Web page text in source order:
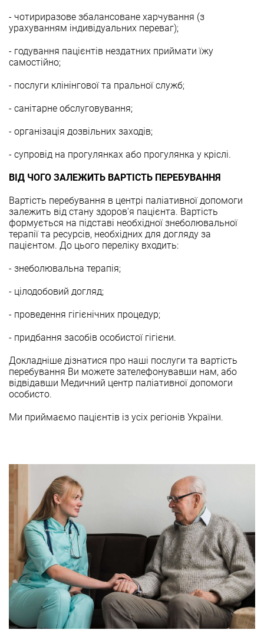
- чотириразове збалансоване харчування (з
урахуванням індивідуальних переваг);
- годування пацієнтів нездатних приймати їжу
самостійно;
- послуги клінінгової та пральної служб;
- санітарне обслуговування;
- організація дозвільних заходів;
- супровід на прогулянках або прогулянка у кріслі.
ВІД ЧОГО ЗАЛЕЖИТЬ ВАРТІСТЬ ПЕРЕБУВАННЯ
Вартість перебування в центрі паліативної допомоги
залежить від стану здоров'я пацієнта. Вартість
формується на підставі необхідної знеболювальної
терапії та ресурсів, необхідних для догляду за
пацієнтом. До цього переліку входить:
- знеболювальна терапія;
- цілодобовий догляд;
- проведення гігієнічних процедур;
- придбання засобів особистої гігієни.
Докладніше дізнатися про наші послуги та вартість
перебування Ви можете зателефонувавши нам, або
відвідавши Медичний центр паліативної допомоги
особисто.
Ми приймаємо пацієнтів із усіх регіонів України.